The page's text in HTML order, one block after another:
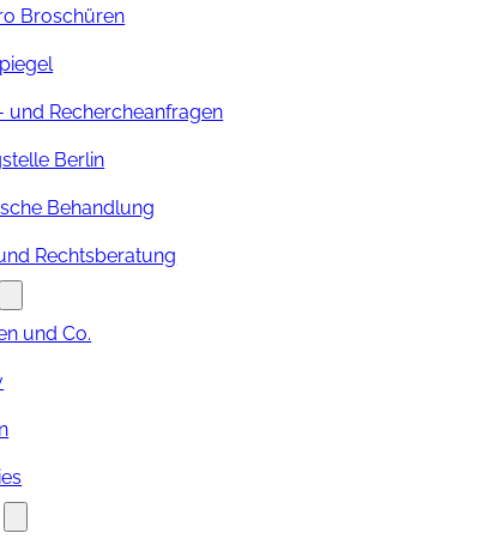
Broschüren
und Rechercheanfragen
Berlin
Behandlung
Rechtsberatung
und Co.